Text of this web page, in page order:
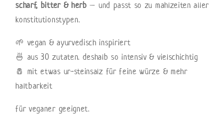
scharf, bitter & herb – und passt so zu mahlzeiten aller
konstitutionstypen.
🌱 vegan & ayurvedisch inspiriert
🍜 aus 30 zutaten. deshalb so intensiv & vielschichtig
🧂 mit etwas ur-steinsalz für feine würze & mehr
haltbarkeit
für veganer geeignet.